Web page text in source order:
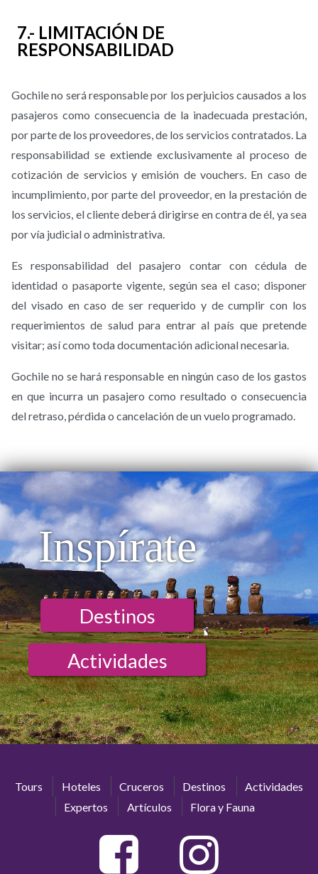
7.- LIMITACIÓN DE
RESPONSABILIDAD
Gochile no será responsable por los perjuicios causados a los
pasajeros como consecuencia de la inadecuada prestación,
por parte de los proveedores, de los servicios contratados. La
responsabilidad se extiende exclusivamente al proceso de
cotización de servicios y emisión de vouchers. En caso de
incumplimiento, por parte del proveedor, en la prestación de
los servicios, el cliente deberá dirigirse en contra de él, ya sea
por vía judicial o administrativa.
Es responsabilidad del pasajero contar con cédula de
identidad o pasaporte vigente, según sea el caso; disponer
del visado en caso de ser requerido y de cumplir con los
requerimientos de salud para entrar al país que pretende
visitar; así como toda documentación adicional necesaria.
Gochile no se hará responsable en ningún caso de los gastos
en que incurra un pasajero como resultado o consecuencia
del retraso, pérdida o cancelación de un vuelo programado.
Inspírate
Destinos
Actividades
Tours Hoteles Cruceros Destinos
Actividades
Expertos
Artículos Flora y Fauna